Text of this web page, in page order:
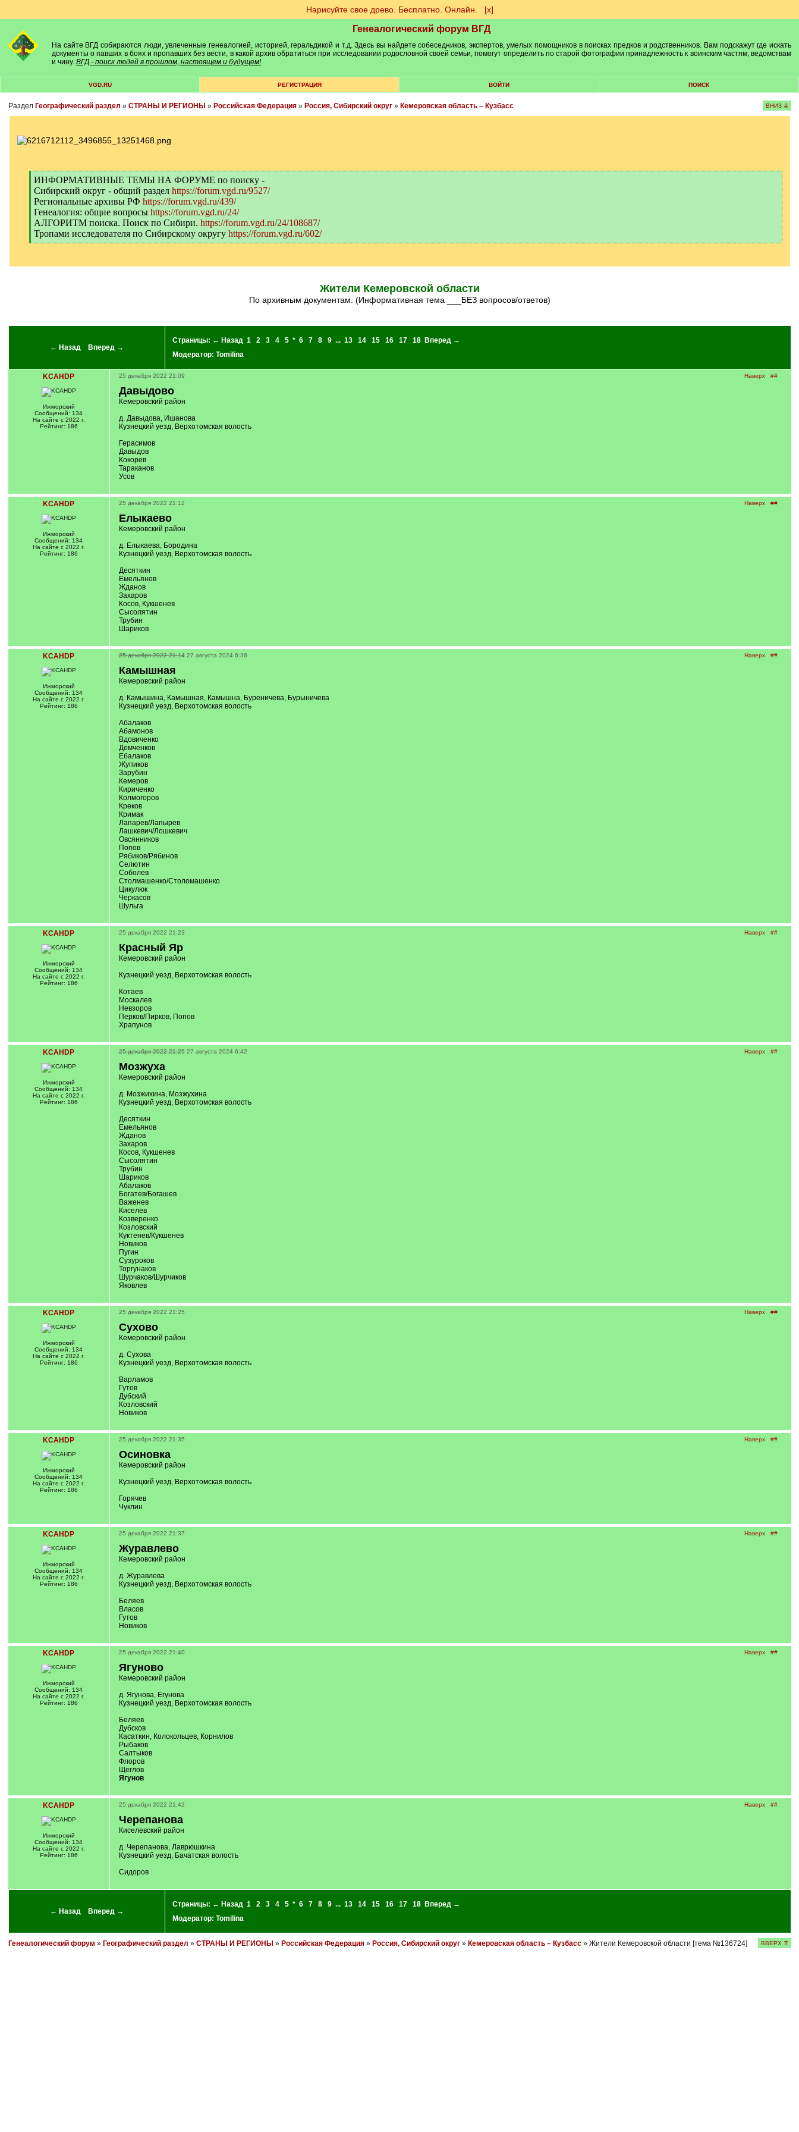
Нарисуйте свое древо. Бесплатно. Онлайн. [х]
Генеалогический форум ВГД
На сайте ВГД собираются люди, увлеченные генеалогией, историей, геральдикой и т.д. Здесь вы найдете собеседников, экспертов, умелых помощников в поисках предков и родственников. Вам подскажут где искать
документы о павших в боях и пропавших без вести, в какой архив обратиться при исследовании родословной своей семьи, помогут определить по старой фотографии принадлежность к воинским частям, ведомствам
и чину. ВГД - поиск людей в прошлом, настоящем и будущем!
VGD.RU РЕГИСТРАЦИЯ ВОЙТИ ПОИСК
Раздел Географический раздел » СТРАНЫ И РЕГИОНЫ » Российская Федерация» Россия, Сибирский округ» Кемеровская область – Кузбасс ВНИЗ ⇊
[
q
]
ИНФОРМАТИВНЫЕ ТЕМЫ НА ФОРУМЕ по поиску -
Сибирский округ - общий раздел https://forum.vgd.ru/9527/
Региональные архивы РФ https://forum.vgd.ru/439/
Генеалогия: общие вопросы https://forum.vgd.ru/24/
АЛГОРИТМ поиска. Поиск по Сибири. https://forum.vgd.ru/24/108687/
Тропами исследователя по Сибирскому округу https://forum.vgd.ru/602/
[
Жители Кемеровской области
По архивным документам. (Информативная тема ___БЕЗ вопросов/ответов)
← Назад Вперед →
Страницы: ← Назад 1 2 3 4 5 * 6 7 8 9 ... 13 14 15 16 17 18
Вперед →
Модератор: Tomilina
KCAHDP
Ижморский
Сообщений: 134
На сайте с 2022 г.
Рейтинг: 186
Наверх ##
25 декабря 2022 21:09
Давыдово
Кемеровский район
д. Давыдова, Ишанова
Кузнецкий уезд, Верхотомская волость
Герасимов
Давыдов
Кокорев
Тараканов
Усов
KCAHDP
Ижморский
Сообщений: 134
На сайте с 2022 г.
Рейтинг: 186
Наверх ##
25 декабря 2022 21:12
Елыкаево
Кемеровский район
д. Елыкаева, Бородина
Кузнецкий уезд, Верхотомская волость
Десяткин
Емельянов
Жданов
Захаров
Косов, Кукшенев
Сысолятин
Трубин
Шариков
KCAHDP
Ижморский
Сообщений: 134
На сайте с 2022 г.
Рейтинг: 186
Наверх ##
25 декабря 2022 21:14 27 августа 2024 6:36
Камышная
Кемеровский район
д. Камышина, Камышная, Камышна, Буреничева, Бурыничева
Кузнецкий уезд, Верхотомская волость
Абалаков
Абамонов
Вдовиченко
Демченков
Ебалаков
Жупиков
Зарубин
Кемеров
Кириченко
Колмогоров
Креков
Кримак
Лапарев/Лапырев
Лашкевич/Лошкевич
Овсянников
Попов
Рябиков/Рябинов
Селютин
Соболев
Столмашенко/Столомашенко
Цикулюк
Черкасов
Шульга
KCAHDP
Ижморский
Сообщений: 134
На сайте с 2022 г.
Рейтинг: 186
Наверх ##
25 декабря 2022 21:23
Красный Яр
Кемеровский район
Кузнецкий уезд, Верхотомская волость
Котаев
Москалев
Невзоров
Перков/Пирков, Попов
Храпунов
KCAHDP
Ижморский
Сообщений: 134
На сайте с 2022 г.
Рейтинг: 186
Наверх ##
25 декабря 2022 21:25 27 августа 2024 6:42
Мозжуха
Кемеровский район
д. Мозжихина, Мозжухина
Кузнецкий уезд, Верхотомская волость
Десяткин
Емельянов
Жданов
Захаров
Косов, Кукшенев
Сысолятин
Трубин
Шариков
Абалаков
Богатев/Богашев
Важенев
Киселев
Козверенко
Козловский
Куктенев/Кукшенев
Новиков
Пугин
Сузуроков
Торгунаков
Шурчаков/Шурчиков
Яковлев
KCAHDP
Ижморский
Сообщений: 134
На сайте с 2022 г.
Рейтинг: 186
Наверх ##
25 декабря 2022 21:25
Сухово
Кемеровский район
д. Сухова
Кузнецкий уезд, Верхотомская волость
Варламов
Гутов
Дубский
Козловский
Новиков
KCAHDP
Ижморский
Сообщений: 134
На сайте с 2022 г.
Рейтинг: 186
Наверх ##
25 декабря 2022 21:35
Осиновка
Кемеровский район
Кузнецкий уезд, Верхотомская волость
Горячев
Чуклин
KCAHDP
Ижморский
Сообщений: 134
На сайте с 2022 г.
Рейтинг: 186
Наверх ##
25 декабря 2022 21:37
Журавлево
Кемеровский район
д. Журавлева
Кузнецкий уезд, Верхотомская волость
Беляев
Власов
Гутов
Новиков
KCAHDP
Ижморский
Сообщений: 134
На сайте с 2022 г.
Рейтинг: 186
Наверх ##
25 декабря 2022 21:40
Ягуново
Кемеровский район
д. Ягунова, Егунова
Кузнецкий уезд, Верхотомская волость
Беляев
Дубсков
Касаткин, Колокольцев, Корнилов
Рыбаков
Салтыков
Флоров
Щеглов
Ягунов
KCAHDP
Ижморский
Сообщений: 134
На сайте с 2022 г.
Рейтинг: 186
Наверх ##
25 декабря 2022 21:42
Черепанова
Киселевский район
д. Черепанова, Лаврюшкина
Кузнецкий уезд, Бачатская волость
Сидоров
← Назад Вперед →
Страницы: ← Назад 1 2 3 4 5 * 6 7 8 9 ... 13 14 15 16 17 18
Вперед →
Модератор: Tomilina
Генеалогический форум » Географический раздел » СТРАНЫ И РЕГИОНЫ » Российская Федерация» Россия, Сибирский округ» Кемеровская область – Кузбасс» Жители Кемеровской области [тема №136724] ВВЕРХ ⇈